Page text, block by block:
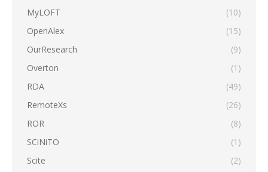
MyLOFT
(10)
OpenAlex
(15)
OurResearch
(9)
Overton
(1)
RDA
(49)
RemoteXs
(26)
ROR
(8)
SCiNiTO
(1)
Scite
(2)